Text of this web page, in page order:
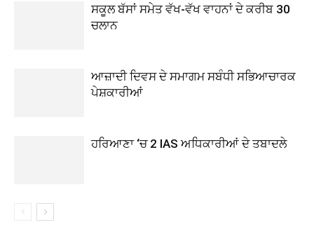
ਸਕੂਲ ਬੱਸਾਂ ਸਮੇਤ ਵੱਖ-ਵੱਖ ਵਾਹਨਾਂ ਦੇ ਕਰੀਬ 30
ਚਲਾਨ
ਆਜ਼ਾਦੀ ਦਿਵਸ ਦੇ ਸਮਾਗਮ ਸਬੰਧੀ ਸਭਿਆਚਾਰਕ
ਪੇਸ਼ਕਾਰੀਆਂ
ਹਰਿਆਣਾ ‘ਚ 2 IAS ਅਧਿਕਾਰੀਆਂ ਦੇ ਤਬਾਦਲੇ